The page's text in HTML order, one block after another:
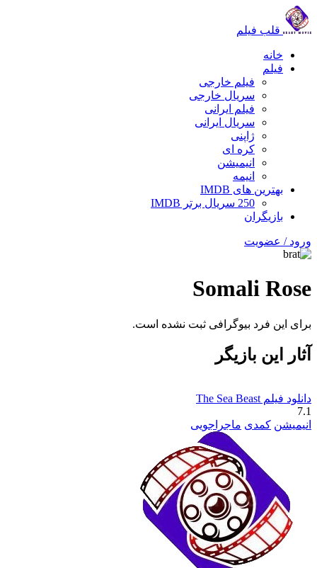
قلب فیلم
خانه
فیلم
فیلم خارجی
سریال خارجی
فیلم ایرانی
سریال ایرانی
ژاپنی
کره ای
انیمیشن
انیمه
بهترین های IMDB
250 سریال برتر IMDB
بازیگران
ورود / عضویت
Somali Rose
برای این فرد بیوگرافی ثبت نشده است.
آثار این بازیگر
دانلود فیلم The Sea Beast
7.1
انیمیشن کمدی ماجراجویی